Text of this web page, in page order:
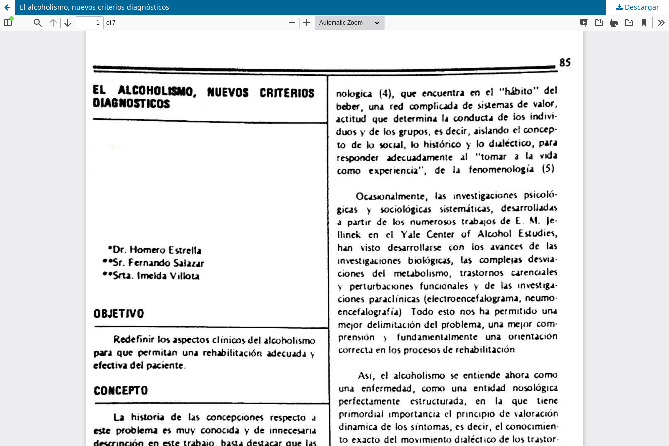
El alcoholismo, nuevos criterios diagnósticos Descargar